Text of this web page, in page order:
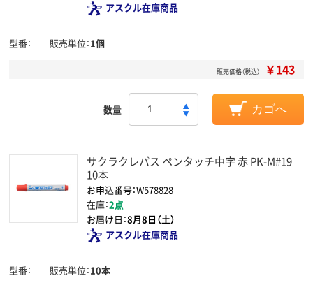
アスクル在庫商品
型番 販売単位 1個
販売価格（税込） ￥143
数量 カゴへ
サクラクレパス ペンタッチ中字 赤 PK-M#19
10本
お申込番号：W578828
在庫：2点
お届け日：8月8日（土）
アスクル在庫商品
型番 販売単位 10本